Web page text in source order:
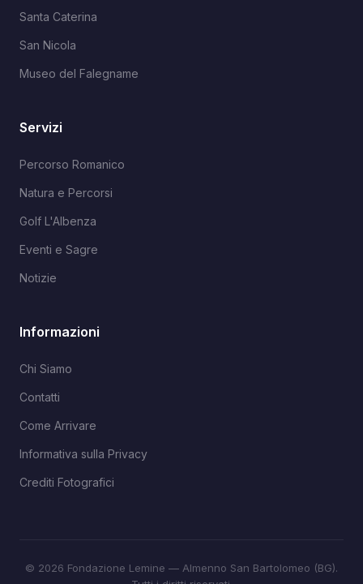
Santa Caterina
San Nicola
Museo del Falegname
Servizi
Percorso Romanico
Natura e Percorsi
Golf L'Albenza
Eventi e Sagre
Notizie
Informazioni
Chi Siamo
Contatti
Come Arrivare
Informativa sulla Privacy
Crediti Fotografici
© 2026 Fondazione Lemine — Almenno San Bartolomeo (BG).